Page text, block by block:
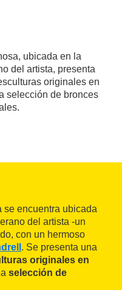
ubicada en la
del artista, presenta
originales en
selección de bronces
se encuentra ubicada
del artista -un
con un hermoso
. Se presenta una
originales en
selección de